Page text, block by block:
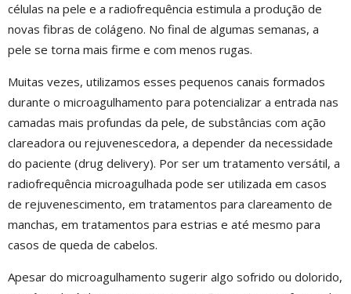
células na pele e a radiofrequência estimula a produção de
novas fibras de colágeno. No final de algumas semanas, a
pele se torna mais firme e com menos rugas.
Muitas vezes, utilizamos esses pequenos canais formados
durante o microagulhamento para potencializar a entrada nas
camadas mais profundas da pele, de substâncias com ação
clareadora ou rejuvenescedora, a depender da necessidade
do paciente (drug delivery). Por ser um tratamento versátil, a
radiofrequência microagulhada pode ser utilizada em casos
de rejuvenescimento, em tratamentos para clareamento de
manchas, em tratamentos para estrias e até mesmo para
casos de queda de cabelos.
Apesar do microagulhamento sugerir algo sofrido ou dolorido,